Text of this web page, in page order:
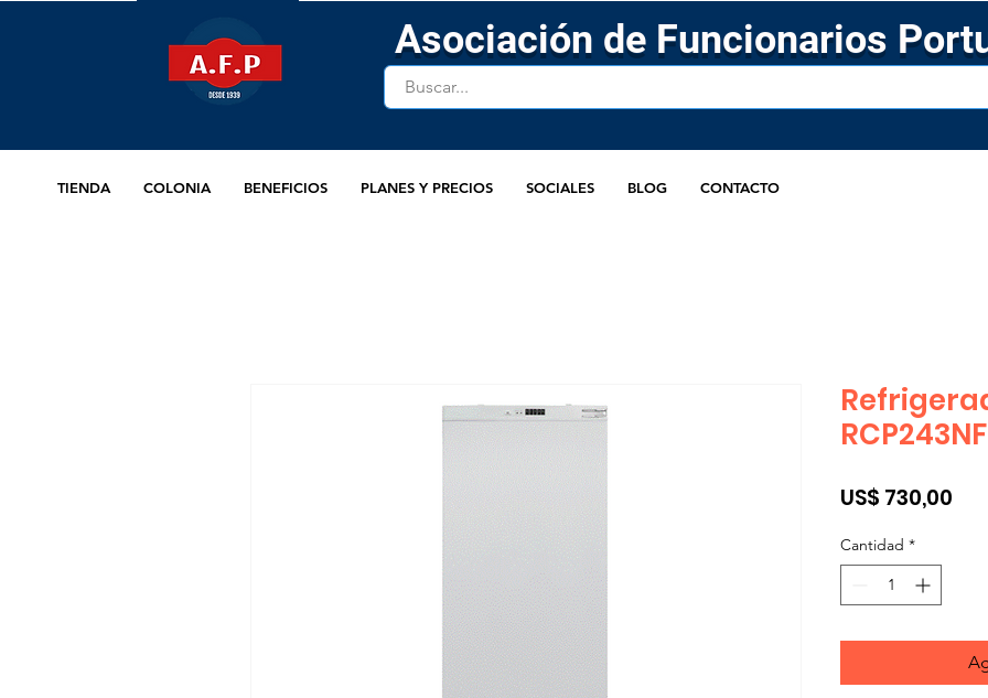
Asociación de Funcionarios
TIENDA COLONIA BENEFICIOS PLANES Y PRECIOS SOCIALES BLOG CONTACTO
US$ 730,00
Cantidad *